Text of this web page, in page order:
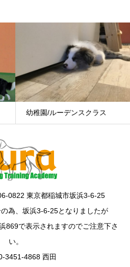
/ルーデンスクラス グループ
0822 東京都稲城市坂浜3-6-25
為、坂浜3-6-25となりましたが
869で表示されますのでご注意下さ
い。
3451-4868 西田